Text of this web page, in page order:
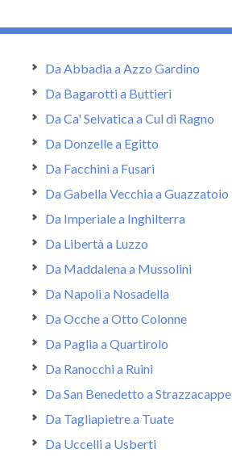
Da Abbadia a Azzo Gardino
Da Bagarotti a Buttieri
Da Ca' Selvatica a Cul di Ragno
Da Donzelle a Egitto
Da Facchini a Fusari
Da Gabella Vecchia a Guazzatoio
Da Imperiale a Inghilterra
Da Libertà a Luzzo
Da Maddalena a Mussolini
Da Napoli a Nosadella
Da Ocche a Otto Colonne
Da Paglia a Quartirolo
Da Ranocchi a Ruini
Da San Benedetto a Strazzacappe
Da Tagliapietre a Tuate
Da Uccelli a Usberti